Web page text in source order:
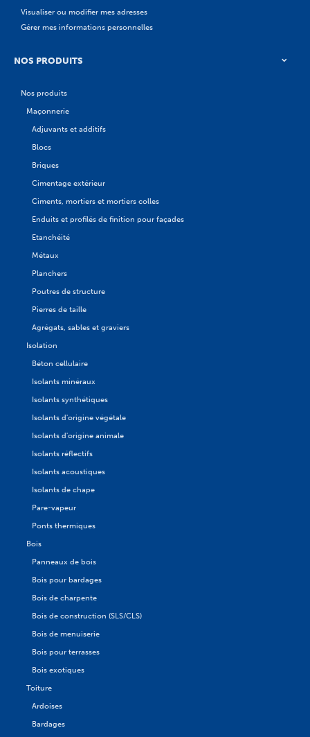
Visualiser ou modifier mes adresses
Gérer mes informations personnelles
NOS PRODUITS
Nos produits
Maçonnerie
Adjuvants et additifs
Blocs
Briques
Cimentage extérieur
Ciments, mortiers et mortiers colles
Enduits et profilés de finition pour façades
Etanchéité
Métaux
Planchers
Poutres de structure
Pierres de taille
Agrégats, sables et graviers
Isolation
Béton cellulaire
Isolants minéraux
Isolants synthétiques
Isolants d'origine végétale
Isolants d'origine animale
Isolants réflectifs
Isolants acoustiques
Isolants de chape
Pare-vapeur
Ponts thermiques
Bois
Panneaux de bois
Bois pour bardages
Bois de charpente
Bois de construction (SLS/CLS)
Bois de menuiserie
Bois pour terrasses
Bois exotiques
Toiture
Ardoises
Bardages